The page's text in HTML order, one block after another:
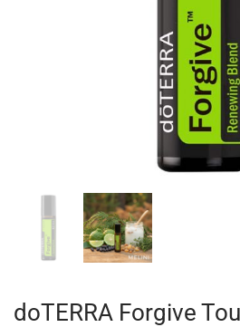
doTERRA Forgive